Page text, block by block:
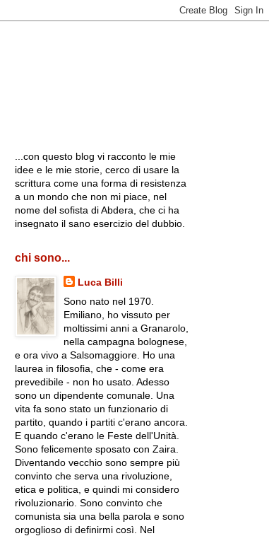
...con questo blog vi racconto le mie
idee e le mie storie, cerco di usare la
scrittura come una forma di resistenza
a un mondo che non mi piace, nel
nome del sofista di Abdera, che ci ha
insegnato il sano esercizio del dubbio.
chi sono...
Luca Billi
Sono nato nel 1970.
Emiliano, ho vissuto per
moltissimi anni a Granarolo,
nella campagna bolognese,
e ora vivo a Salsomaggiore. Ho una
laurea in filosofia, che - come era
prevedibile - non ho usato. Adesso
sono un dipendente comunale. Una
vita fa sono stato un funzionario di
partito, quando i partiti c'erano ancora.
E quando c'erano le Feste dell'Unità.
Sono felicemente sposato con Zaira.
Diventando vecchio sono sempre più
convinto che serva una rivoluzione,
etica e politica, e quindi mi considero
rivoluzionario. Sono convinto che
comunista sia una bella parola e sono
orgoglioso di definirmi così. Nel